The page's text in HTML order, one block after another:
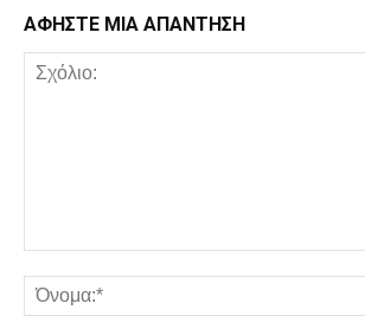
ΑΦΗΣΤΕ ΜΙΑ ΑΠΑΝΤΗΣΗ